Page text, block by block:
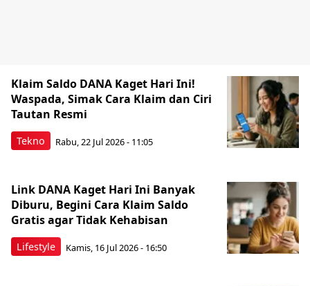
Tekno
Klaim Saldo DANA Kaget Hari Ini!
Waspada, Simak Cara Klaim dan Ciri
Tautan Resmi
Rabu, 22 Jul 2026 - 11:05
Lifestyle
Link DANA Kaget Hari Ini Banyak
Diburu, Begini Cara Klaim Saldo
Gratis agar Tidak Kehabisan
Kamis, 16 Jul 2026 - 16:50